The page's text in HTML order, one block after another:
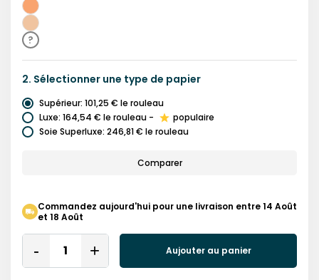
Orange
Multicolore
?
2. Sélectionner une type de papier
Supérieur: 101,25 € le rouleau
Luxe: 164,54 € le rouleau -
populaire
Soie Superluxe: 246,81 € le rouleau
Comparer
Commandez aujourd'hui pour une livraison entre 14 Août
et 18 Août
Quantity
Remove
One
Add
One
Aujouter au panier